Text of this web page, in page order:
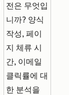
전은 무엇입
니까? 양식
작성, 페이
지 체류 시
간, 이메일
클릭률에 대
한 분석을